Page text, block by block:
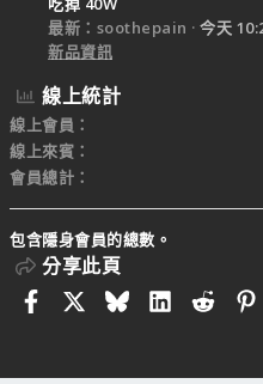
最新：soothepain
今天
新品資訊
線上統計
線上會員
線上來賓
會員總計
包含隱身會員的總數。
分享此頁
FacebookBlueskyLinkedIn